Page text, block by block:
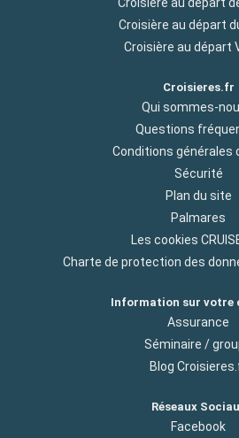
Croisière au départ
Croisière au départ
Croisieres.fr
Qui sommes-
Questions
Conditions générales
Sécurité
Plan du site
Palmares
Les cookies
Charte de protection des
Information sur votre
Assurance
Séminaire /
Blog
Réseaux
Facebook